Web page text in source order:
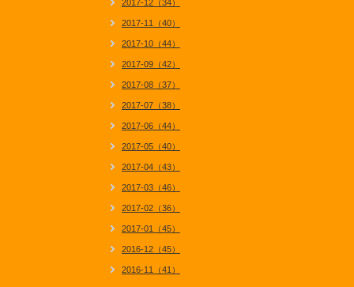
2017-12（34）
2017-11（40）
2017-10（44）
2017-09（42）
2017-08（37）
2017-07（38）
2017-06（44）
2017-05（40）
2017-04（43）
2017-03（46）
2017-02（36）
2017-01（45）
2016-12（45）
2016-11（41）